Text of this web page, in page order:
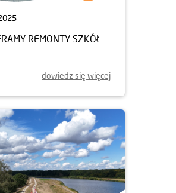
REMONTY SZKÓŁ
dowiedz się więcej